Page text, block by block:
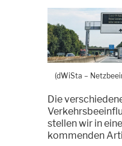
(dWiSta –
Die
stellen wir in
kommenden